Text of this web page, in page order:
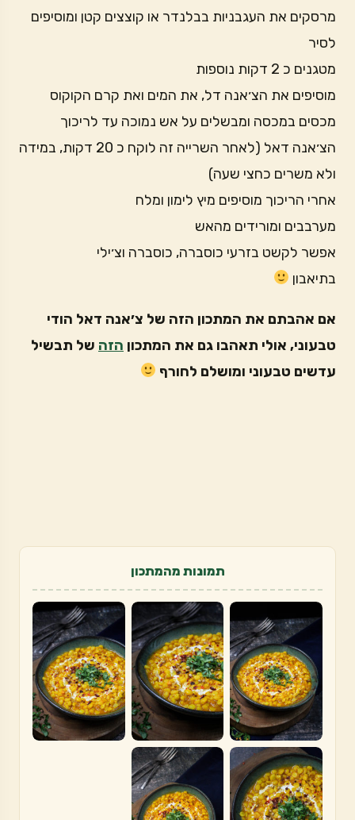
מרסקים את העגבניות בבלנדר או קוצצים קטן ומוסיפים
לסיר
מטגנים כ 2 דקות נוספות
מוסיפים את הצ׳אנה דל, את המים ואת קרם הקוקוס
מכסים במכסה ומבשלים על אש נמוכה עד לריכוך
הצ׳אנה דאל (לאחר השרייה זה לוקח כ 20 דקות, במידה
ולא משרים כחצי שעה)
אחרי הריכוך מוסיפים מיץ לימון ומלח
מערבבים ומורידים מהאש
אפשר לקשט בזרעי כוסברה, כוסברה וצ׳ילי
בתיאבון
אם אהבתם את המתכון הזה של צ׳אנה דאל הודי
טבעוני, אולי תאהבו גם את המתכון הזה של תבשיל
עדשים טבעוני ומושלם לחורף
תמונות מהמתכון